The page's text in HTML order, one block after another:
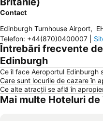
Contact
Edinburgh Turnhouse Airport,
Telefon: +44(870)0400007
Întrebări frecvente
Edinburgh
Ce îl face Aeroportul Edinburgh
Care sunt locurile de cazare în
Ce alte atracții se află în
Mai multe Hoteluri de